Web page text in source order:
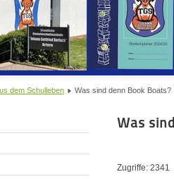
dem Schulleben Was sind denn Book Boats?
Was
Zugriffe: 2341